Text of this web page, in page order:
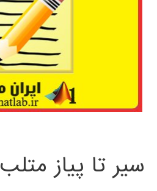
سیر تا پیاز متلب MATLAB